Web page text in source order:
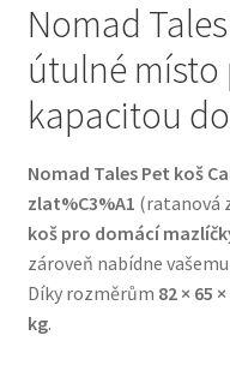
Bozita pro psy —
Brit pro psy
Granule pro psy
Natural Trainer
přírodními
Nomad
útulné místo
kapacitou
Nomad Tales Pet koš
zlat%C3%A1 (ratanová
koš pro domácí
zároveň nabídne
Díky rozměrům 82 × 65
kg.